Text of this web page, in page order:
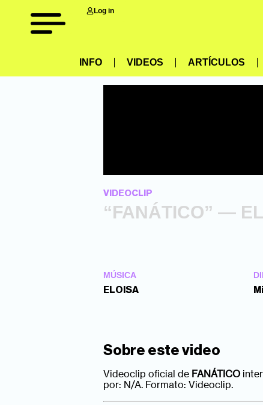
Log in
INFO VIDEOS ARTÍCULOS
VIDEOCLIP
“FANÁTICO” —
MÚSICA
ELOISA
Sobre este video
Videoclip oficial de FANÁTICO
por: N/A. Formato: Videoclip.